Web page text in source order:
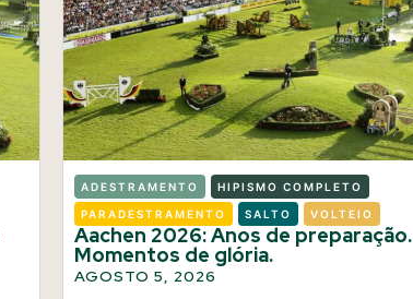
ADESTRAMENTO HIPISMO COMPLETO
PARADESTRAMENTO SALTO VOLTEIO
Aachen 2026: Anos de preparação.
Momentos de glória.
AGOSTO 5, 2026